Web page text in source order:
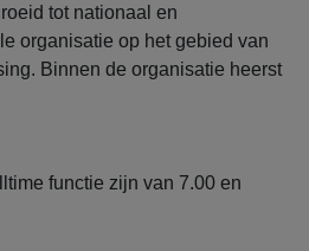
tot nationaal en
organisatie op het gebied van
Binnen de organisatie heerst
functie zijn van 7.00 en